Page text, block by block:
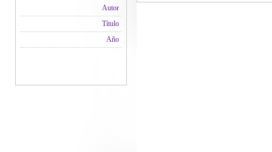
Autor
Título
Año